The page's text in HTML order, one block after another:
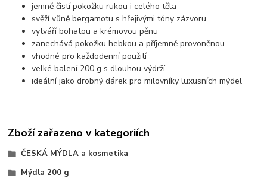
jemně čistí pokožku rukou i celého těla
svěží vůně bergamotu s hřejivými tóny zázvoru
vytváří bohatou a krémovou pěnu
zanechává pokožku hebkou a příjemně provoněnou
vhodné pro každodenní použití
velké balení 200 g s dlouhou výdrží
ideální jako drobný dárek pro milovníky luxusních mýdel
Zboží zařazeno v kategoriích
ČESKÁ MÝDLA a kosmetika
Mýdla 200 g